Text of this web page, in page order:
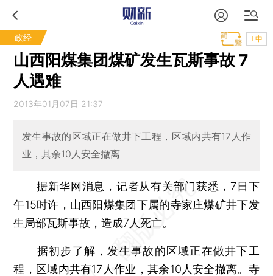
政经 T中
山西阳煤集团煤矿发生瓦斯事故 7
人遇难
2013年01月07日 21:37
发生事故的区域正在做井下工程，区域内共有17人作
业，其余10人安全撤离
据新华网消息，记者从有关部门获悉，7日下
午15时许，山西阳煤集团下属的寺家庄煤矿井下发
生局部瓦斯事故，造成7人死亡。
据初步了解，发生事故的区域正在做井下工
程，区域内共有17人作业，其余10人安全撤离。寺